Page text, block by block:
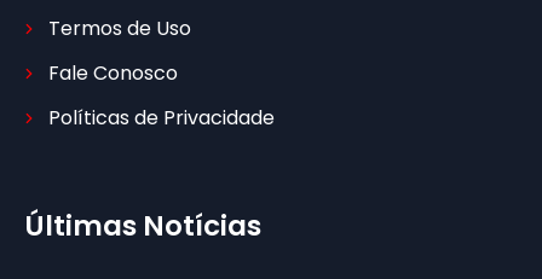
Termos de Uso
Fale Conosco
Políticas de Privacidade
Últimas Notícias